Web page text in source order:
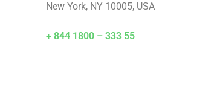
New York, NY 10005, USA
+ 844 1800 – 333 55